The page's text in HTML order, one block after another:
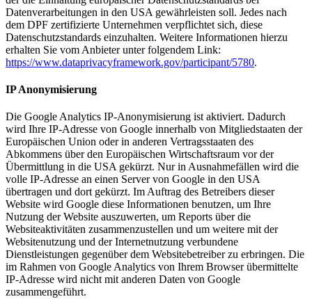
Datenverarbeitungen in den USA gewährleisten soll. Jedes nach
dem DPF zertifizierte Unternehmen verpflichtet sich, diese
Datenschutzstandards einzuhalten. Weitere Informationen hierzu
erhalten Sie vom Anbieter unter folgendem Link:
https://www.dataprivacyframework.gov/participant/5780.
IP Anonymisierung
Die Google Analytics IP-Anonymisierung ist aktiviert. Dadurch
wird Ihre IP-Adresse von Google innerhalb von Mitgliedstaaten der
Europäischen Union oder in anderen Vertragsstaaten des
Abkommens über den Europäischen Wirtschaftsraum vor der
Übermittlung in die USA gekürzt. Nur in Ausnahmefällen wird die
volle IP-Adresse an einen Server von Google in den USA
übertragen und dort gekürzt. Im Auftrag des Betreibers dieser
Website wird Google diese Informationen benutzen, um Ihre
Nutzung der Website auszuwerten, um Reports über die
Websiteaktivitäten zusammenzustellen und um weitere mit der
Websitenutzung und der Internetnutzung verbundene
Dienstleistungen gegenüber dem Websitebetreiber zu erbringen. Die
im Rahmen von Google Analytics von Ihrem Browser übermittelte
IP-Adresse wird nicht mit anderen Daten von Google
zusammengeführt.